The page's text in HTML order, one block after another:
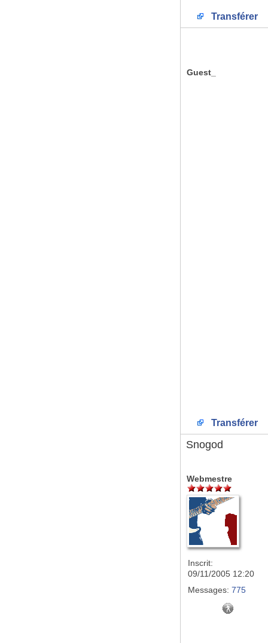
Transférer
Guest_
Transférer
Snogod
Webmestre
Inscrit:
09/11/2005 12:20
Messages: 775